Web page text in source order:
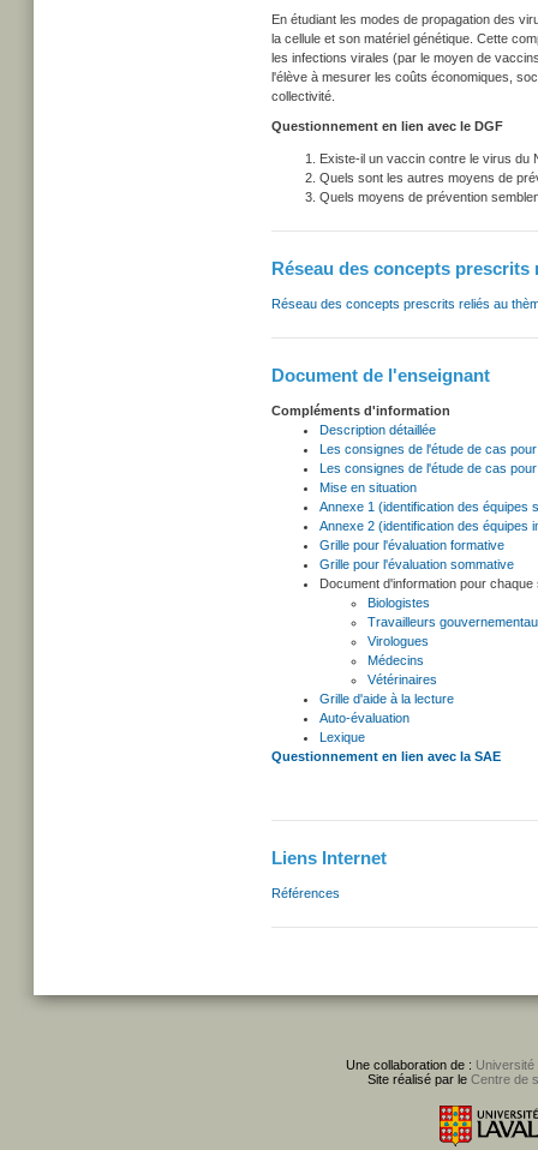
En étudiant les modes de propagation des
la cellule et son matériel génétique. Cette
les infections virales (par le moyen de
l'élève à mesurer les coûts économiques,
collectivité.
Questionnement en lien avec le DGF
Existe-il un vaccin contre le virus du
Quels sont les autres moyens de
Quels moyens de prévention
Réseau des concepts prescrits
Réseau des concepts prescrits reliés au
Document de l'enseignant
Compléments d'information
Description détaillée
Les consignes de l'étude de cas
Les consignes de l'étude de cas
Mise en situation
Annexe 1 (identification des équipes
Annexe 2 (identification des équipes
Grille pour l'évaluation formative
Grille pour l'évaluation sommative
Document d'information pour chaque
Biologistes
Travailleurs
Virologues
Médecins
Vétérinaires
Grille d'aide à la lecture
Auto-évaluation
Lexique
Questionnement en lien avec la SAE
Liens Internet
Références
Une collaboration de : Université
Site réalisé par le Centre de